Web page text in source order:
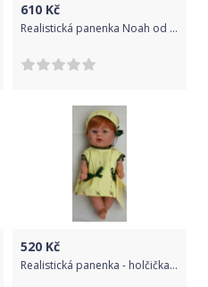
610 Kč
Realistická panenka Noah od f. Paola Reina ze Španělska
520 Kč
Realistická panenka - holčička bez zoubků - Denisa od firmy D´nenes